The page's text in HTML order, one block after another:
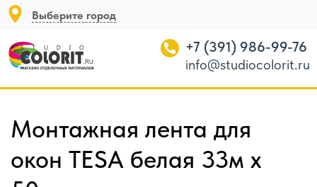
Выберите город
+7 (391) 986-99-76
info@studiocolorit.ru
Монтажная лента для
окон TESA белая 33м х